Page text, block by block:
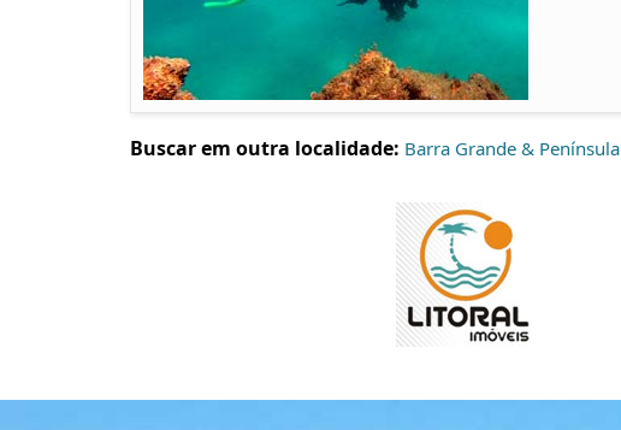
Buscar em outra localidade: Barra Grande &